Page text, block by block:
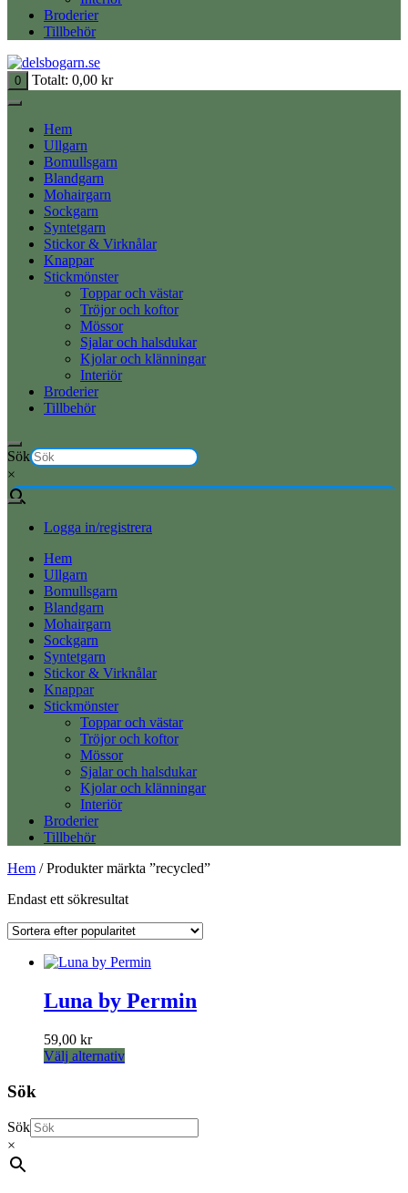
Broderier
Tillbehör
0 Totalt: 0,00 kr
Hem
Ullgarn
Bomullsgarn
Blandgarn
Mohairgarn
Sockgarn
Syntetgarn
Stickor & Virknålar
Knappar
Stickmönster
Toppar och västar
Tröjor och koftor
Mössor
Sjalar och halsdukar
Kjolar och klänningar
Interiör
Broderier
Tillbehör
Sök
×
Logga in/registrera
Hem
Ullgarn
Bomullsgarn
Blandgarn
Mohairgarn
Sockgarn
Syntetgarn
Stickor & Virknålar
Knappar
Stickmönster
Toppar och västar
Tröjor och koftor
Mössor
Sjalar och halsdukar
Kjolar och klänningar
Interiör
Broderier
Tillbehör
Hem / Produkter märkta ”recycled”
Endast ett sökresultat
Luna by Permin
59,00 kr
Välj alternativDen
flera
varianter.
Sök
Sök
×